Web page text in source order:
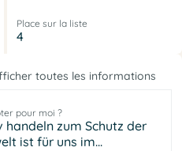
Place sur la liste
4
toutes les informations
pour moi ?
zum Schutz der
ist für uns im...